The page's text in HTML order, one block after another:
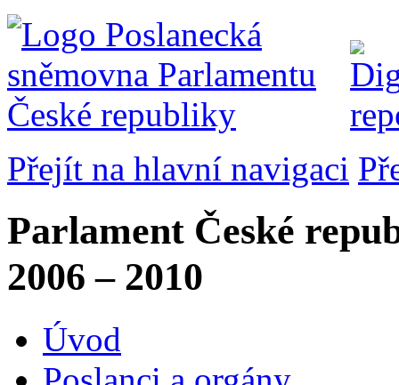
Přejít na hlavní navigaci
Parlament České
2006 – 2010
Úvod